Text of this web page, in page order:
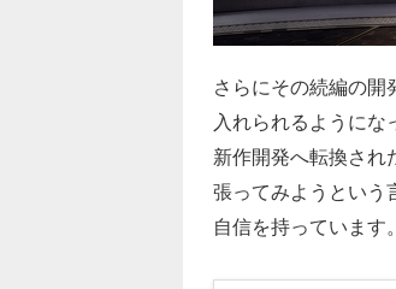
さらにその続編の開
入れられるように
新作開発へ転換され
張ってみようという
自信を持っています